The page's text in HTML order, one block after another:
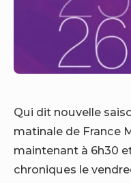
Qui dit nouvelle
matinale de France
maintenant à 6h30
chroniques le